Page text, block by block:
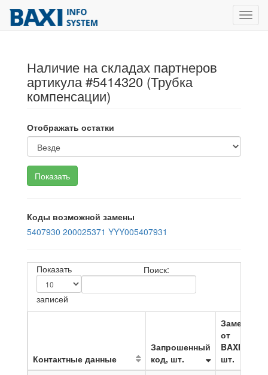
Наличие на складах партнеров
артикула #5414320 (Трубка
компенсации)
Отображать остатки
Коды возможной замены
5407930 200025371 YYY005407931
Показать
записей
Поиск:
Контактные данные
Запрошенный
код, шт.
Замена
от
BAXI,
шт.